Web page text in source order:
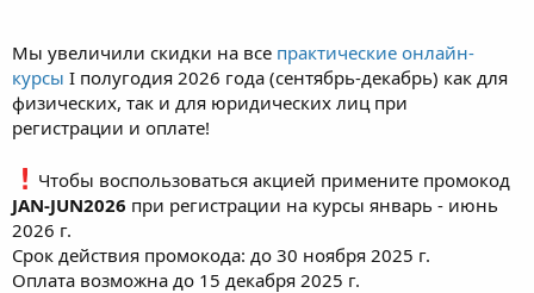
Мы увеличили скидки на все практические онлайн-
курсы I полугодия 2026 года (сентябрь-декабрь) как для
физических, так и для юридических лиц при
регистрации и оплате!
Чтобы воспользоваться акцией примените промокод
JAN-JUN2026 при регистрации на курсы январь - июнь
2026 г.
Срок действия промокода: до 30 ноября 2025 г.
Оплата возможна до 15 декабря 2025 г.